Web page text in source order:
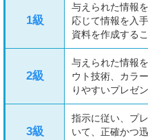
1級
与えられた情報
応じて情報を入
資料を作成する
2級
与えられた情報
ウト技術、カラ
りやすいプレゼ
3級
指示に従い、プ
いて、正確かつ